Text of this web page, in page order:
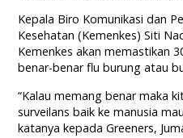
Kepala Biro Komunikasi dan
Kesehatan (Kemenkes) Siti
Kemenkes akan memastikan
benar-benar flu burung atau
“Kalau memang benar maka
surveilans baik ke manusia
katanya kepada Greeners,